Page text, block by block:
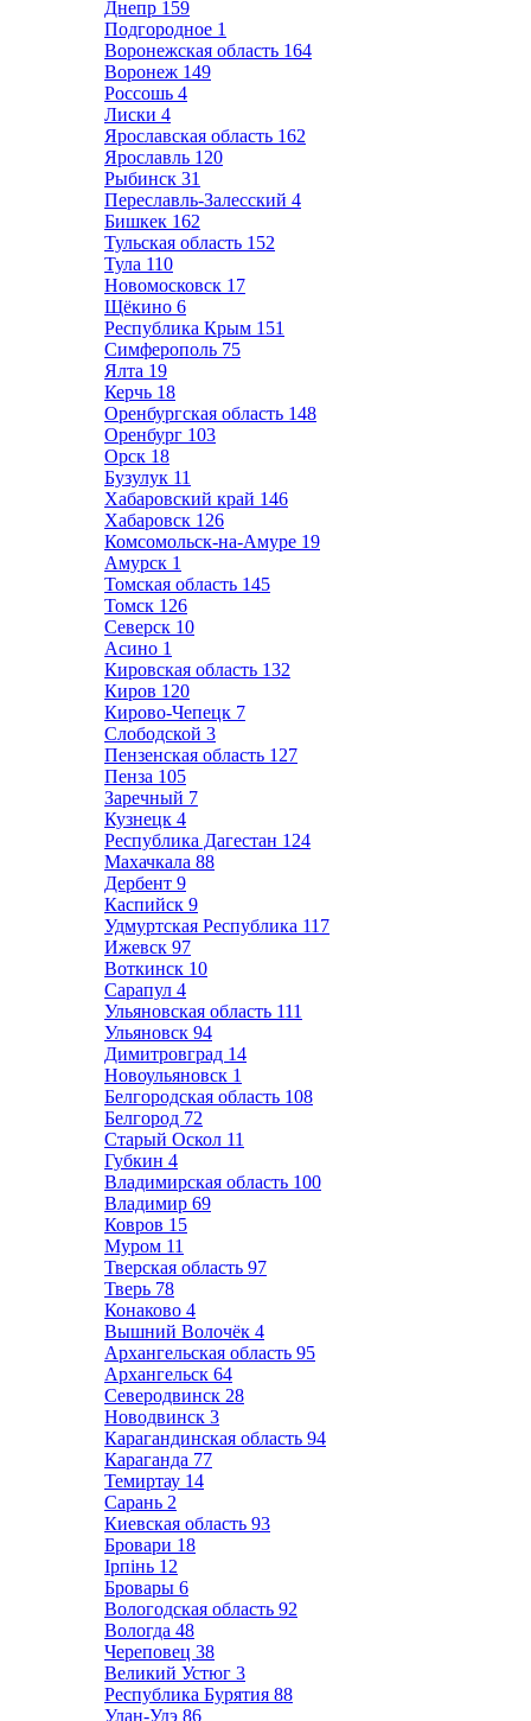
Днепр 159
Подгородное 1
Воронежская область 164
Воронеж 149
Россошь 4
Лиски 4
Ярославская область 162
Ярославль 120
Рыбинск 31
Переславль-Залесский 4
Бишкек 162
Тульская область 152
Тула 110
Новомосковск 17
Щёкино 6
Республика Крым 151
Симферополь 75
Ялта 19
Керчь 18
Оренбургская область 148
Оренбург 103
Орск 18
Бузулук 11
Хабаровский край 146
Хабаровск 126
Комсомольск-на-Амуре 19
Амурск 1
Томская область 145
Томск 126
Северск 10
Асино 1
Кировская область 132
Киров 120
Кирово-Чепецк 7
Слободской 3
Пензенская область 127
Пенза 105
Заречный 7
Кузнецк 4
Республика Дагестан 124
Махачкала 88
Дербент 9
Каспийск 9
Удмуртская Республика 117
Ижевск 97
Воткинск 10
Сарапул 4
Ульяновская область 111
Ульяновск 94
Димитровград 14
Новоульяновск 1
Белгородская область 108
Белгород 72
Старый Оскол 11
Губкин 4
Владимирская область 100
Владимир 69
Ковров 15
Муром 11
Тверская область 97
Тверь 78
Конаково 4
Вышний Волочёк 4
Архангельская область 95
Архангельск 64
Северодвинск 28
Новодвинск 3
Карагандинская область 94
Караганда 77
Темиртау 14
Сарань 2
Киевская область 93
Бровари 18
Ірпінь 12
Бровары 6
Вологодская область 92
Вологда 48
Череповец 38
Великий Устюг 3
Республика Бурятия 88
Улан-Удэ 86